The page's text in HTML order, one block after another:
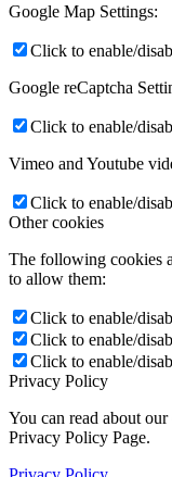
Google Map Settings:
Click to enable/
Google reCaptcha
Click to enable/
Vimeo and Youtube
Click to enable/
Other cookies
The following cookies
to allow them:
Click to enable/
Click to enable/
Click to enable/
Privacy Policy
You can read about
Privacy Policy Page.